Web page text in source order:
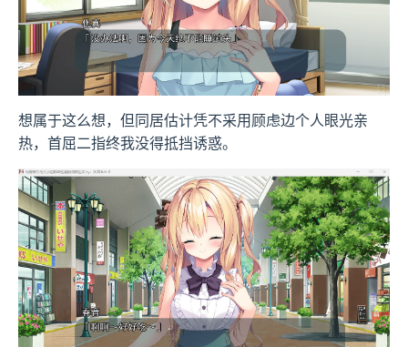
想属于这么想，但同居估计凭不采用顾虑边个人眼光亲
热，首屈二指终我没得抵挡诱惑。